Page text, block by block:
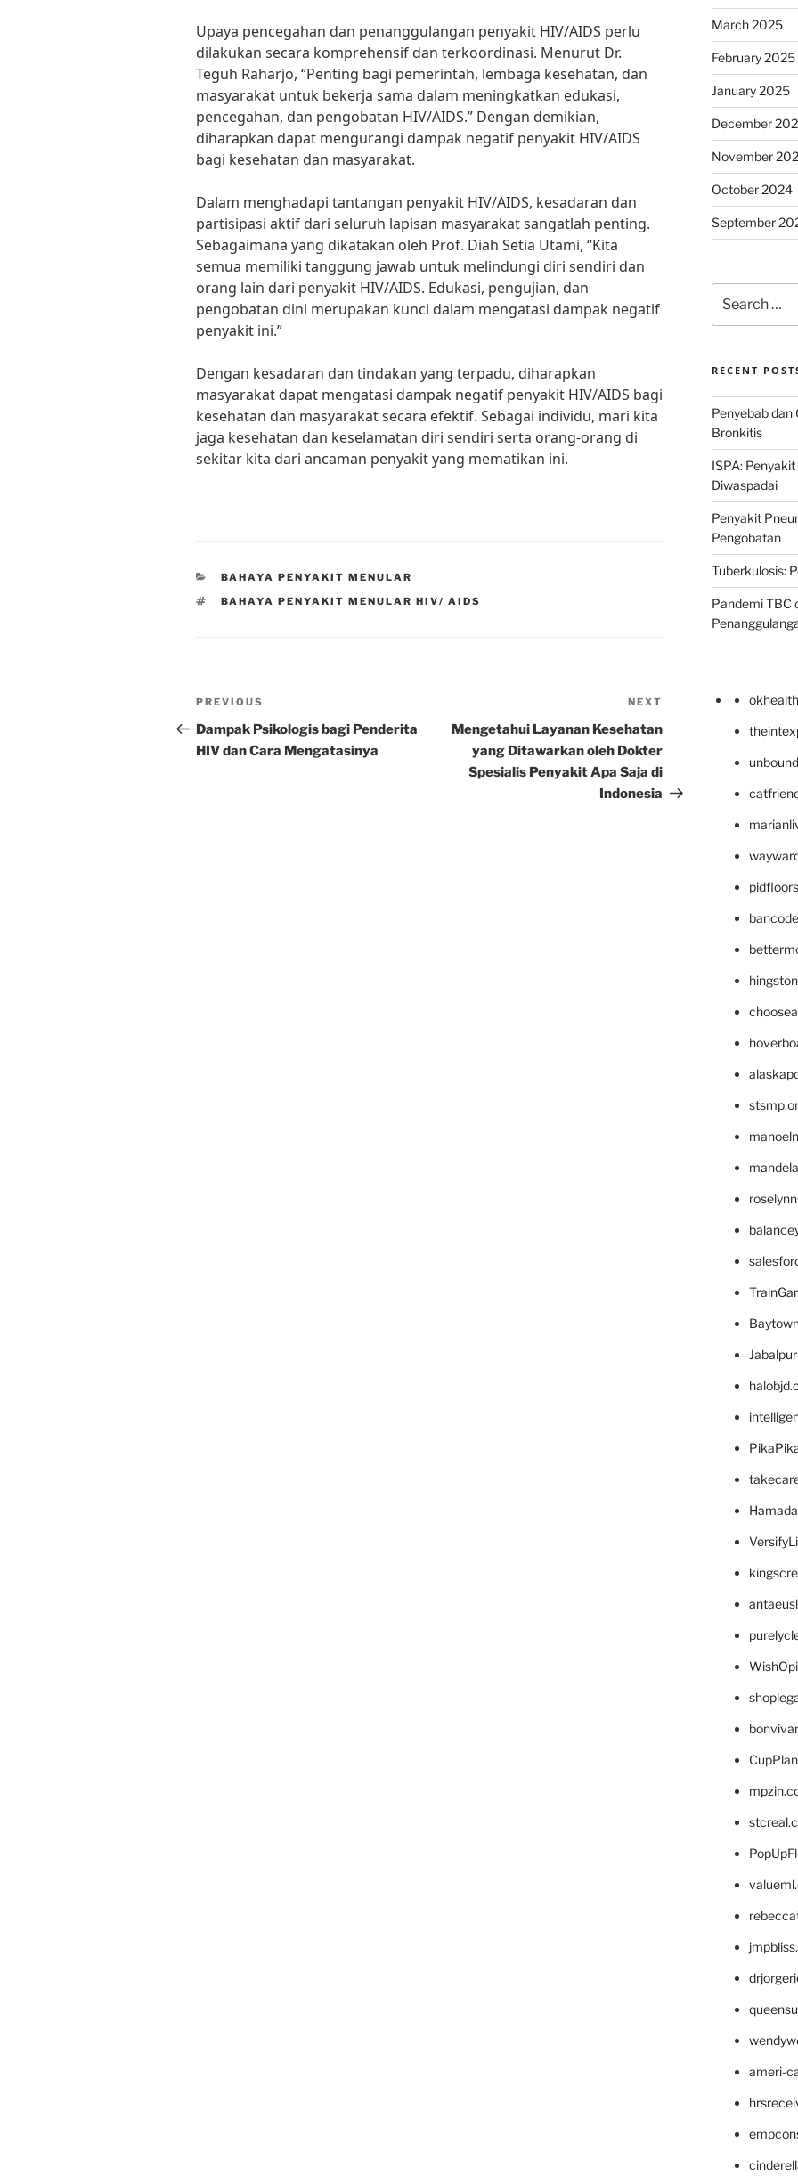
Upaya pencegahan dan penanggulangan penyakit HIV/AIDS perlu
dilakukan secara komprehensif dan terkoordinasi. Menurut Dr.
Teguh Raharjo, “Penting bagi pemerintah, lembaga kesehatan, dan
masyarakat untuk bekerja sama dalam meningkatkan edukasi,
pencegahan, dan pengobatan HIV/AIDS.” Dengan demikian,
diharapkan dapat mengurangi dampak negatif penyakit HIV/AIDS
bagi kesehatan dan masyarakat.
Dalam menghadapi tantangan penyakit HIV/AIDS, kesadaran dan
partisipasi aktif dari seluruh lapisan masyarakat sangatlah penting.
Sebagaimana yang dikatakan oleh Prof. Diah Setia Utami, “Kita
semua memiliki tanggung jawab untuk melindungi diri sendiri dan
orang lain dari penyakit HIV/AIDS. Edukasi, pengujian, dan
pengobatan dini merupakan kunci dalam mengatasi dampak negatif
penyakit ini.”
Dengan kesadaran dan tindakan yang terpadu, diharapkan
masyarakat dapat mengatasi dampak negatif penyakit HIV/AIDS bagi
kesehatan dan masyarakat secara efektif. Sebagai individu, mari kita
jaga kesehatan dan keselamatan diri sendiri serta orang-orang di
sekitar kita dari ancaman penyakit yang mematikan ini.
CATEGORIES
BAHAYA PENYAKIT MENULAR
TAGS
BAHAYA PENYAKIT MENULAR HIV/ AIDS
Post
navigation
Previous
Post
PREVIOUS
Dampak Psikologis bagi Penderita
HIV dan Cara Mengatasinya
Post
NEXT
Mengetahui Layanan Kesehatan
yang Ditawarkan oleh Dokter
Spesialis Penyakit Apa Saja di
Indonesia
March 2025
February 2025
January 2025
December
November
October 2024
September
for:
RECENT
Penyebab dan
Bronkitis
ISPA:
Diwaspadai
Penyakit
Pengobatan
Tuberkulosis:
Pandemi TBC
ameri-